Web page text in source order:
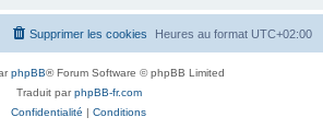
Heures au format UTC+02:00
Supprimer les cookies
phpBB® Forum Software © phpBB Limited
Traduit parphpBB-fr.com
Confidentialité | Conditions